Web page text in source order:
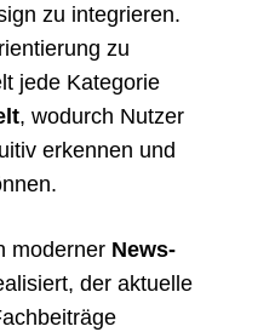
zu integrieren.
zu
jede Kategorie
, wodurch Nutzer
erkennen und
moderner News-
der aktuelle